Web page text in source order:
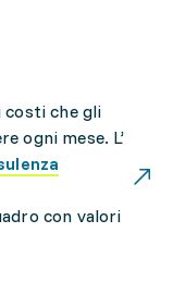
costi che gli
ogni mese. L’
con valori